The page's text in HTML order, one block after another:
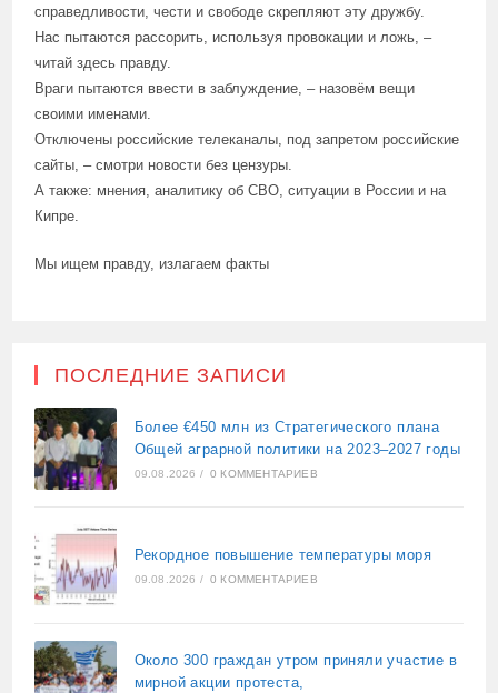
справедливости, чести и свободе скрепляют эту дружбу.
Нас пытаются рассорить, используя провокации и ложь, –
читай здесь правду.
Враги пытаются ввести в заблуждение, – назовём вещи
своими именами.
Отключены российские телеканалы, под запретом российские
сайты, – смотри новости без цензуры.
А также: мнения, аналитику об СВО, ситуации в России и на
Кипре.
Мы ищем правду, излагаем факты
ПОСЛЕДНИЕ ЗАПИСИ
Более €450 млн из Стратегического плана
Общей аграрной политики на 2023–2027 годы
09.08.2026 / 0 КОММЕНТАРИЕВ
Рекордное повышение температуры моря
09.08.2026 / 0 КОММЕНТАРИЕВ
Около 300 граждан утром приняли участие в
мирной акции протеста,